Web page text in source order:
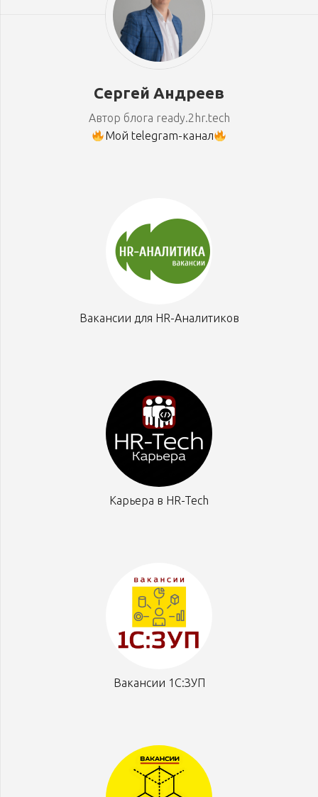
Сергей Андреев
Автор блога ready.2hr.tech
Мой telegram-канал
Вакансии для HR-Аналитиков
Карьера в HR-Tech
Вакансии 1С:ЗУП